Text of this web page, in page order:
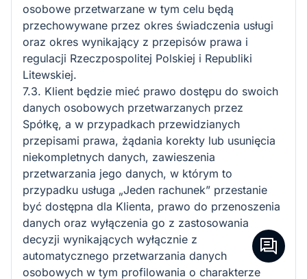
osobowe przetwarzane w tym celu będą
przechowywane przez okres świadczenia usługi
oraz okres wynikający z przepisów prawa i
regulacji Rzeczpospolitej Polskiej i Republiki
Litewskiej.
7.3. Klient będzie mieć prawo dostępu do swoich
danych osobowych przetwarzanych przez
Spółkę, a w przypadkach przewidzianych
przepisami prawa, żądania korekty lub usunięcia
niekompletnych danych, zawieszenia
przetwarzania jego danych, w którym to
przypadku usługa „Jeden rachunek” przestanie
być dostępna dla Klienta, prawo do przenoszenia
danych oraz wyłączenia go z zastosowania
decyzji wynikających wyłącznie z
automatycznego przetwarzania danych
osobowych w tym profilowania o charakterze